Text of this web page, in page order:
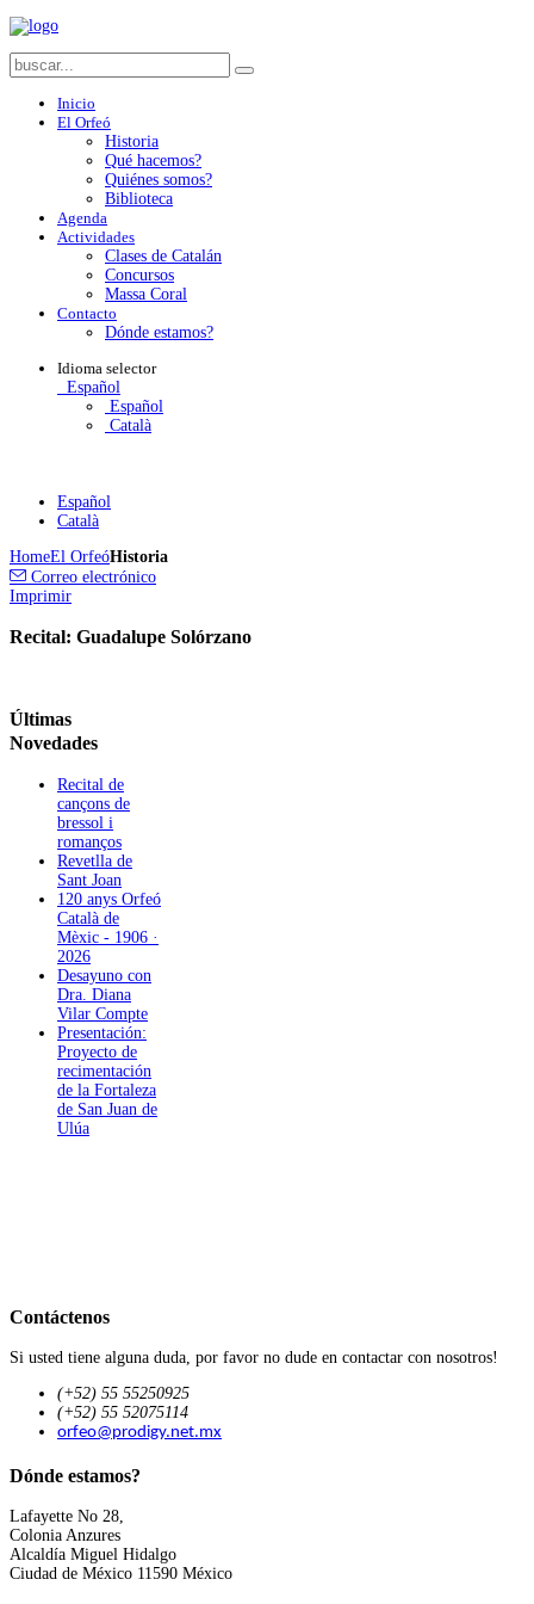
Inicio
El Orfeó
Historia
Qué hacemos?
Quiénes somos?
Biblioteca
Agenda
Actividades
Clases de Catalán
Concursos
Massa Coral
Contacto
Dónde estamos?
Idioma selector
Español
Español
Català
Español
Català
HomeEl OrfeóHistoria
Correo electrónico
Imprimir
Recital: Guadalupe Solórzano
Últimas
Novedades
Recital de
cançons de
bressol i
romanços
Revetlla de
Sant Joan
120 anys Orfeó
Català de
Mèxic - 1906 ·
2026
Desayuno con
Dra. Diana
Vilar Compte
Presentación:
Proyecto de
recimentación
de la Fortaleza
de San Juan de
Ulúa
Contáctenos
Si usted tiene alguna duda, por favor no dude en contactar con nosotros!
(+52) 55 55250925
(+52) 55 52075114
orfeo@prodigy.net.mx
Dónde estamos?
Lafayette No 28,
Colonia Anzures
Alcaldía Miguel Hidalgo
Ciudad de México 11590 México